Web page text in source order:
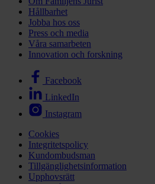
Hållbarhet
Jobba hos oss
Press och media
Våra samarbeten
Innovation och forskning
Facebook
LinkedIn
Instagram
Cookies
Integritetspolicy
Kundombudsman
Tillgänglighetsinformation
Upphovsrätt